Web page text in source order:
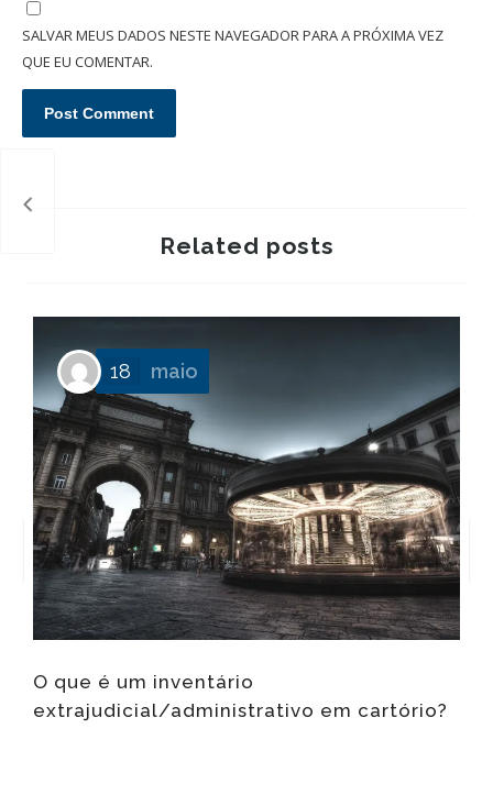
SALVAR MEUS DADOS NESTE NAVEGADOR PARA A PRÓXIMA VEZ
QUE EU COMENTAR.
Related posts
O que é um inventário
extrajudicial/administrativo em cartório?
18 maio